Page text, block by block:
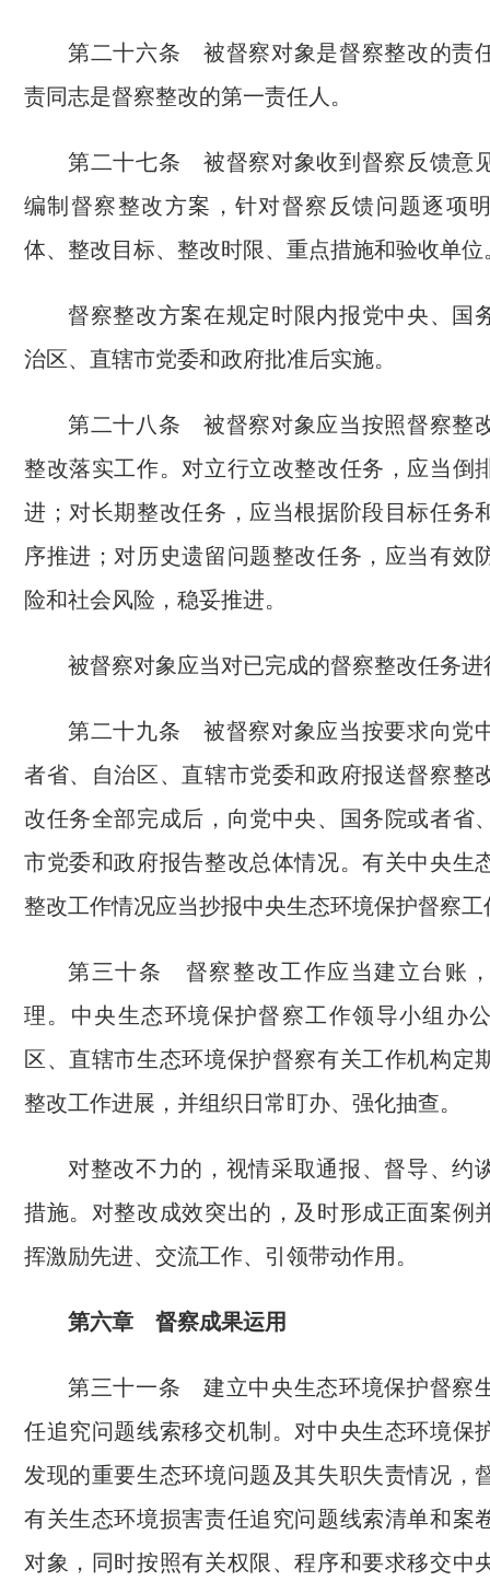
第二十六条 被督察对象是督察整改的责
责同志是督察整改的第一责任人。
第二十七条 被督察对象收到督察反馈意
编制督察整改方案，针对督察反馈问题逐项
体、整改目标、整改时限、重点措施和验收单位
督察整改方案在规定时限内报党中央、国
治区、直辖市党委和政府批准后实施。
第二十八条 被督察对象应当按照督察整
整改落实工作。对立行立改整改任务，应当倒
进；对长期整改任务，应当根据阶段目标任务
序推进；对历史遗留问题整改任务，应当有效
险和社会风险，稳妥推进。
被督察对象应当对已完成的督察整改任务
第二十九条 被督察对象应当按要求向党
者省、自治区、直辖市党委和政府报送督察整
改任务全部完成后，向党中央、国务院或者省
市党委和政府报告整改总体情况。有关中央生
整改工作情况应当抄报中央生态环境保护督察
第三十条 督察整改工作应当建立台账
理。中央生态环境保护督察工作领导小组办
区、直辖市生态环境保护督察有关工作机构定
整改工作进展，并组织日常盯办、强化抽查。
对整改不力的，视情采取通报、督导、约
措施。对整改成效突出的，及时形成正面案例
挥激励先进、交流工作、引领带动作用。
第六章 督察成果运用
第三十一条 建立中央生态环境保护督察
任追究问题线索移交机制。对中央生态环境保
发现的重要生态环境问题及其失职失责情况，
有关生态环境损害责任追究问题线索清单和案
对象，同时按照有关权限、程序和要求移交中